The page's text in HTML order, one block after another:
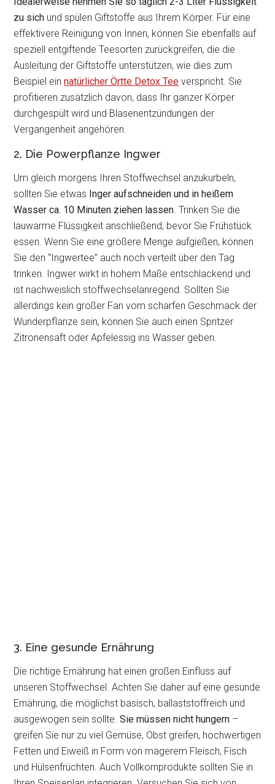
zu sich und spülen Giftstoffe aus Ihrem Körper. Für eine
effektivere Reinigung von Innen, können Sie ebenfalls auf
speziell entgiftende Teesorten zurückgreifen, die die
Ausleitung der Giftstoffe unterstützen, wie dies zum
Beispiel einnatürlicher Örtte Detox Tee verspricht. Sie
profitieren zusätzlich davon, dass Ihr ganzer Körper
durchgespült wird und Blasenentzündungen der
Vergangenheit angehören.
2. Die Powerpflanze Ingwer
Um gleich morgens Ihren Stoffwechsel anzukurbeln,
sollten Sie etwas Inger aufschneiden und in heißem
Wasser ca. 10 Minuten ziehen lassen. Trinken Sie die
lauwarme Flüssigkeit anschließend, bevor Sie Frühstück
essen. Wenn Sie eine größere Menge aufgießen, können
Sie den “Ingwertee” auch noch verteilt über den Tag
trinken. Ingwer wirkt in hohem Maße entschlackend und
ist nachweislich stoffwechselanregend. Sollten Sie
allerdings kein großer Fan vom scharfen Geschmack der
Wunderpflanze sein, können Sie auch einen Spritzer
Zitronensaft oder Apfelessig ins Wasser geben.
3. Eine gesunde Ernährung
Die richtige Ernährung hat einen großen Einfluss auf
unseren Stoffwechsel. Achten Sie daher auf eine gesunde
Ernährung, die möglichst basisch, ballaststoffreich und
ausgewogen sein sollte.Sie müssen nicht hungern –
greifen Sie nur zu viel Gemüse, Obst greifen, hochwertigen
Fetten und Eiweiß in Form von magerem Fleisch, Fisch
und Hülsenfrüchten. Auch Vollkornprodukte sollten Sie in